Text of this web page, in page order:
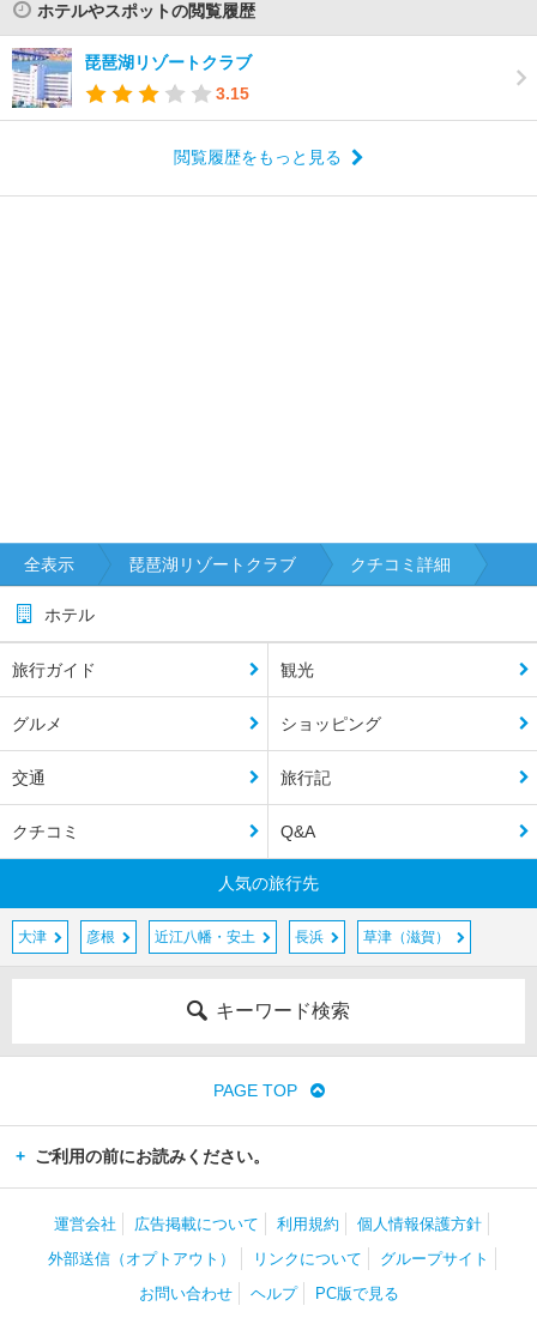
ホテルやスポットの閲覧履歴
琵琶湖リゾートクラブ
3.15
閲覧履歴をもっと見る
全表示 琵琶湖リゾートクラブ クチコミ詳細
ホテル
旅行ガイド 観光
グルメ ショッピング
交通 旅行記
クチコミ Q&A
人気の旅行先
大津 彦根 近江八幡・安土 長浜 草津（滋賀）
キーワード検索
PAGE TOP
ご利用の前にお読みください。
運営会社 広告掲載について 利用規約
個人情報保護方針
外部送信（オプトアウト）
リンクについて
グループサイト
お問い合わせ
ヘルプ PC版で見る